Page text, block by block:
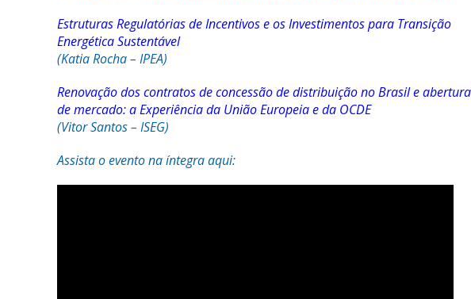
Estruturas Regulatórias de Incentivos e os Investimentos para Transição
Energética Sustentável
(Katia Rocha – IPEA)
Renovação dos contratos de concessão de distribuição no Brasil e abertura
de mercado: a Experiência da União Europeia e da OCDE
(Vitor Santos – ISEG)
Assista o evento na íntegra aqui: